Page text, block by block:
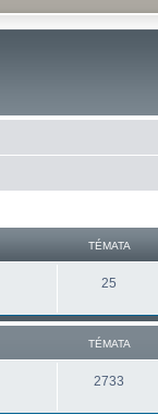
TÉMATA
25
TÉMATA
2733